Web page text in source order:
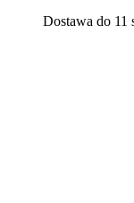
Dostawa do 11